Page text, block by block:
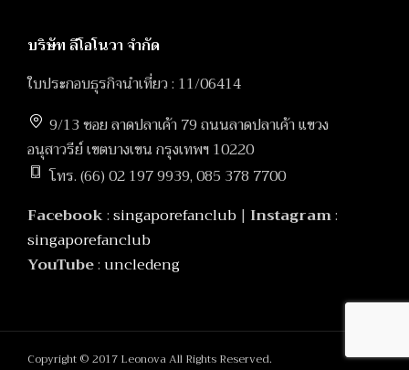
บริษัท ลีโอโนวา จำกัด
ใบประกอบธุรกิจนำเที่ยว : 11/06414
9/13 ซอย ลาดปลาเค้า 79 ถนนลาดปลาเค้า แขวง
อนุสาวรีย์ เขตบางเขน กรุงเทพฯ 10220
โทร. (66) 02 197 9939, 085 378 7700
Facebook:singaporefanclub | Instagram:
singaporefanclub
YouTube: uncledeng
Copyright © 2017 Leonova All Rights Reserved.